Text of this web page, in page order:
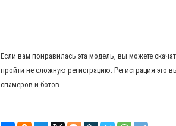
Если вам понравилась эта модель, вы можете
пройти не сложную регистрацию. Регистрация это
спамеров и ботов